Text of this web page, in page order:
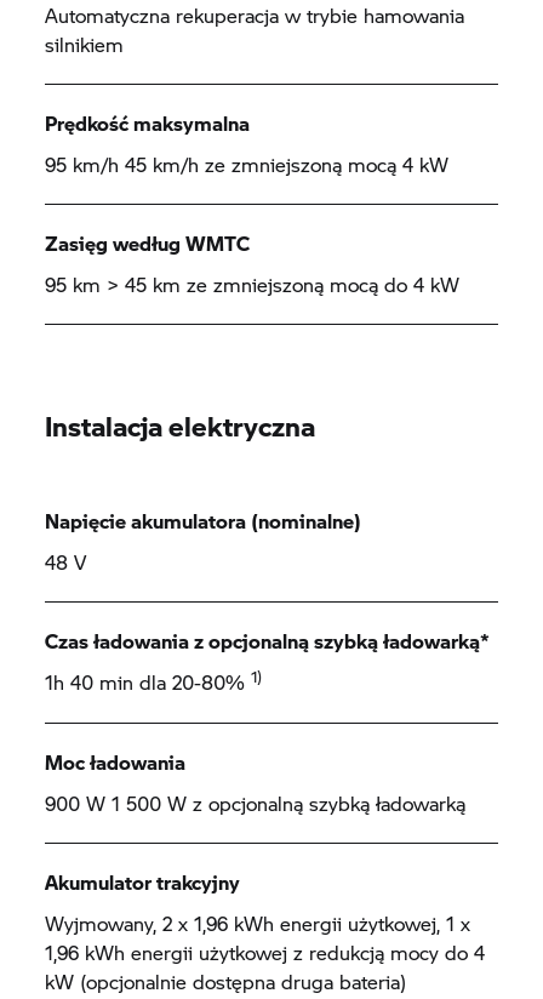
Automatyczna rekuperacja w trybie hamowania
silnikiem
Prędkość maksymalna
95 km/h 45 km/h ze zmniejszoną mocą 4 kW
Zasięg według WMTC
95 km > 45 km ze zmniejszoną mocą do 4 kW
Instalacja elektryczna
Napięcie akumulatora (nominalne)
48 V
Czas ładowania z opcjonalną szybką ładowarką*
1h 40 min dla 20-80%1)
Moc ładowania
900 W 1 500 W z opcjonalną szybką ładowarką
Akumulator trakcyjny
Wyjmowany, 2 x 1,96 kWh energii użytkowej, 1 x
1,96 kWh energii użytkowej z redukcją mocy do 4
kW (opcjonalnie dostępna druga bateria)